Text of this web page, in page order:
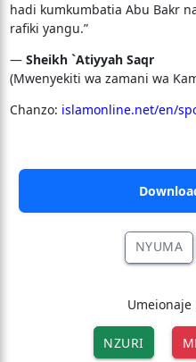
hadi kumkumbatia Abu Bakr
rafiki yangu.”
— Sheikh `Atiyyah Saqr
(Mwenyekiti wa zamani wa
Chanzo: islamonline.net/en/
NYUMA
Umeionaje
NZURI